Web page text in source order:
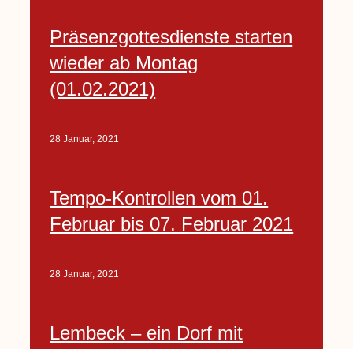
Präsenzgottesdienste starten
wieder ab Montag
(01.02.2021)
28 Januar, 2021
Tempo-Kontrollen vom 01.
Februar bis 07. Februar 2021
28 Januar, 2021
Lembeck – ein Dorf mit